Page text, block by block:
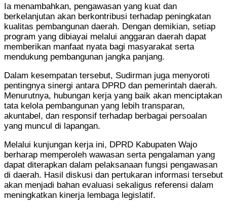
Ia menambahkan, pengawasan yang kuat dan
berkelanjutan akan berkontribusi terhadap peningkatan
kualitas pembangunan daerah. Dengan demikian, setiap
program yang dibiayai melalui anggaran daerah dapat
memberikan manfaat nyata bagi masyarakat serta
mendukung pembangunan jangka panjang.
Dalam kesempatan tersebut, Sudirman juga menyoroti
pentingnya sinergi antara DPRD dan pemerintah daerah.
Menurutnya, hubungan kerja yang baik akan menciptakan
tata kelola pembangunan yang lebih transparan,
akuntabel, dan responsif terhadap berbagai persoalan
yang muncul di lapangan.
Melalui kunjungan kerja ini, DPRD Kabupaten Wajo
berharap memperoleh wawasan serta pengalaman yang
dapat diterapkan dalam pelaksanaan fungsi pengawasan
di daerah. Hasil diskusi dan pertukaran informasi tersebut
akan menjadi bahan evaluasi sekaligus referensi dalam
meningkatkan kinerja lembaga legislatif.